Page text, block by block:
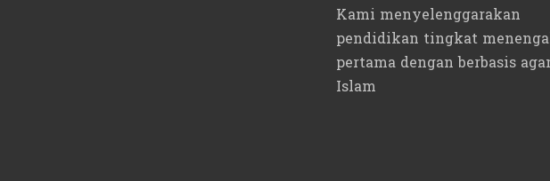
Kami menyelenggarakan
pendidikan tingkat
pertama dengan berbasis
Islam